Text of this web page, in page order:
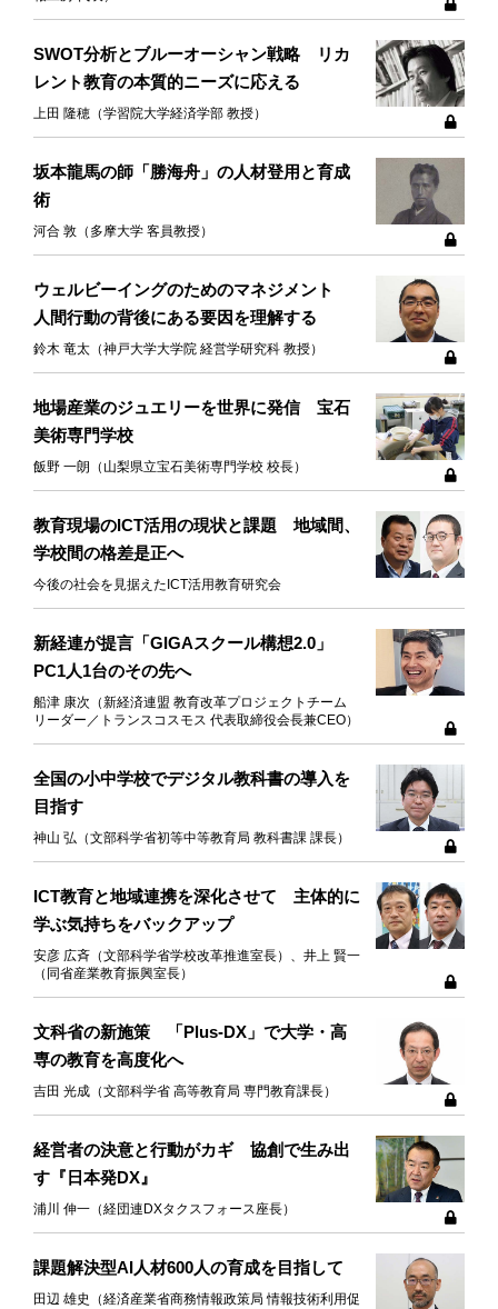
SWOT分析とブルーオーシャン戦略 リカ
レント教育の本質的ニーズに応える
上田 隆穂（学習院大学経済学部 教授）
坂本龍馬の師「勝海舟」の人材登用と育成
術
河合 敦（多摩大学 客員教授）
ウェルビーイングのためのマネジメント
人間行動の背後にある要因を理解する
鈴木 竜太（神戸大学大学院 経営学研究科 教授）
地場産業のジュエリーを世界に発信 宝石
美術専門学校
飯野 一朗（山梨県立宝石美術専門学校 校長）
教育現場のICT活用の現状と課題 地域間、
学校間の格差是正へ
今後の社会を見据えたICT活用教育研究会
新経連が提言「GIGAスクール構想2.0」
PC1人1台のその先へ
船津 康次（新経済連盟 教育改革プロジェクトチーム
リーダー／トランスコスモス 代表取締役会長兼CEO）
全国の小中学校でデジタル教科書の導入を
目指す
神山 弘（文部科学省初等中等教育局 教科書課 課長）
ICT教育と地域連携を深化させて 主体的に
学ぶ気持ちをバックアップ
安彦 広斉（文部科学省学校改革推進室長）、井上 賢一
（同省産業教育振興室長）
文科省の新施策 「Plus-DX」で大学・高
専の教育を高度化へ
吉田 光成（文部科学省 高等教育局 専門教育課長）
経営者の決意と行動がカギ 協創で生み出
す『日本発DX』
浦川 伸一（経団連DXタクスフォース座長）
課題解決型AI人材600人の育成を目指して
田辺 雄史（経済産業省商務情報政策局 情報技術利用促